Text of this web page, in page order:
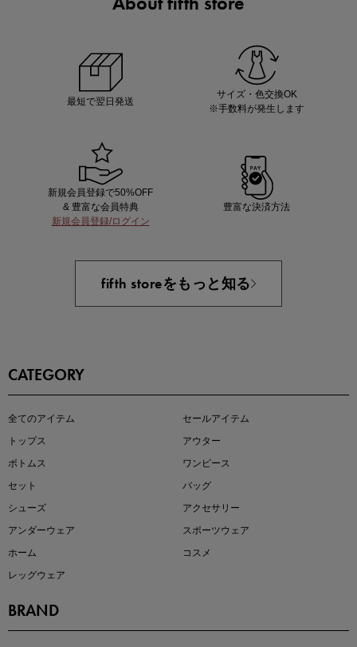
即戦力アイテム続々対象
最短で翌日発送
サイズ・色交換OK
※手数料が発生します
新規会員登録で50%OFF
& 豊富な会員特典
新規会員登録/ログイン
豊富な決済方法
fifth storeをもっと知る
CATEGORY
全てのアイテム
セールアイテム
トップス
アウター
ボトムス
ワンピース
セット
バッグ
シューズ
アクセサリー
アンダーウェア
スポーツウェア
ホーム
コスメ
レッグウェア
BRAND